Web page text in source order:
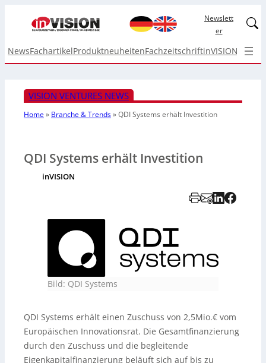
Newslett
er
NewsFachartikelProduktneuheitenFachzeitschriftinVISION Top
VISION VENTURES NEWS
Home» Branche & Trends»QDI Systems erhält Investition
QDI Systems erhält Investition
inVISION
Bild: QDI Systems
QDI Systems erhält einen Zuschuss von 2,5Mio.€ vom
Europäischen Innovationsrat. Die Gesamtfinanzierung
durch den Zuschuss und die begleitende
Eigenkapitalfinanzierung beläuft sich auf bis zu